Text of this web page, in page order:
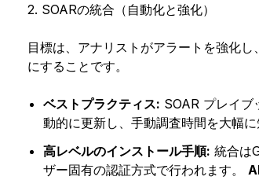
2. SOARの統合（自動化と強化）
目標は、アナリストがアラートを強化
にすることです。
ベストプラクティス: SOAR プレイ
動的に更新し、手動調査時間を大幅
高レベルのインストール手順: 統合は
ザー固有の認証方式で行われます。